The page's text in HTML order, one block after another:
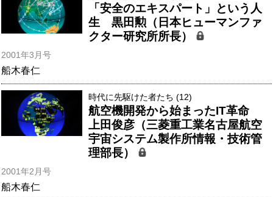
「安全のエキスパート」という人
生 黒田勲（日本ヒューマンファ
クター研究所所長）
2001年3月号
船木春仁
時代に先駆けた者たち (12)
航空機開発から始まったIT革命
上田俊彦（三菱重工業名古屋航空
宇宙システム製作所情報・技術管
理部長）
2001年2月号
船木春仁